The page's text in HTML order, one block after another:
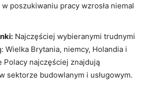
poszukiwaniu pracy wzrosła niemal
Najczęściej wybieranymi trudnymi
Wielka Brytania, niemcy, Holandia i
Polacy najczęściej znajdują
sektorze budowlanym i usługowym.